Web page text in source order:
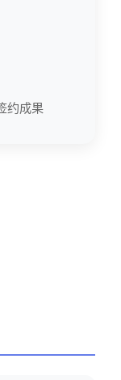
约成果